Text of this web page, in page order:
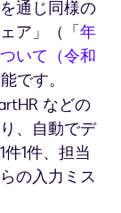
通じ同様の
ア」（「年
いて（令和
です。
などの
、自動でデ
1件、担当
の入力ミス